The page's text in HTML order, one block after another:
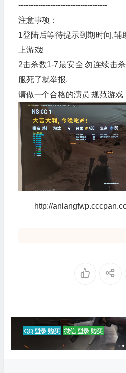
------------------------------------
注意事项：
1登陆后等待提示到期时间,辅
上游戏!
2击杀数1-7最安全.勿连续击
服死了就举报.
请做一个合格的演员 规范游戏
http://